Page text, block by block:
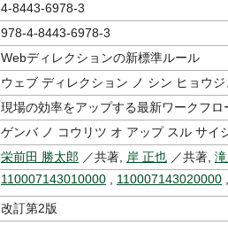
4-8443-6978-3
978-4-8443-6978-3
Webディレクションの新標準ルール
ウェブ ディレクション ノ シン ヒョウ
現場の効率をアップする最新ワークフロ
ゲンバ ノ コウリツ オ アップ スル サイ
栄前田 勝太郎 ／共著, 岸 正也 ／共著,
110007143010000 110007143020000
改訂第2版